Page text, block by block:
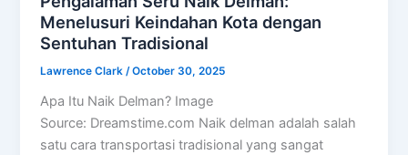
Menelusuri Keindahan Kota dengan
Sentuhan Tradisional
Lawrence Clark/October 30, 2025
Apa Itu Naik Delman? Image
Source: Dreamstime.com Naik delman adalah salah
satu cara transportasi tradisional yang sangat